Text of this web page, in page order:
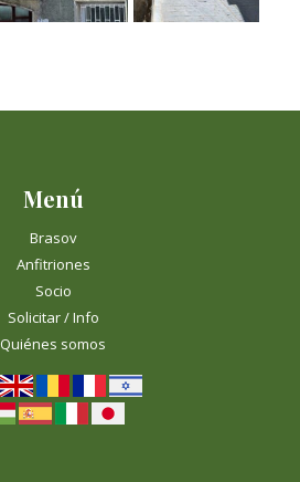
Menú
Brasov
Anfitriones
Socio
Solicitar / Info
Quiénes somos